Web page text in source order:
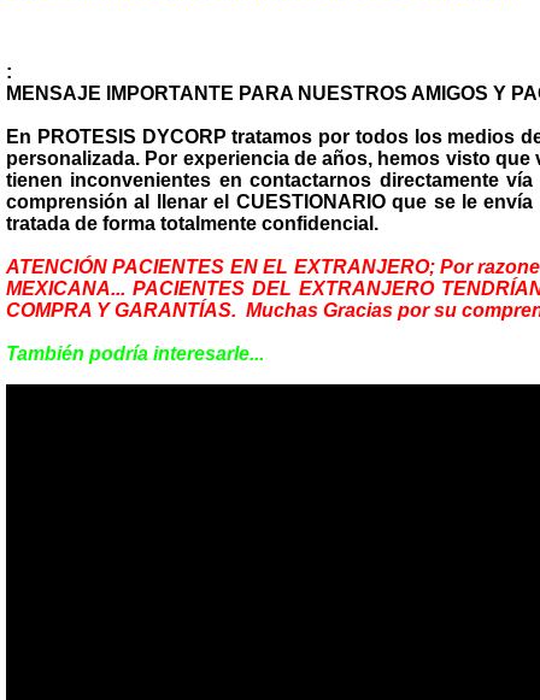
:
MENSAJE IMPORTANTE PARA NUESTROS AMIGOS Y
En PROTESIS DYCORP tratamos por todos los medios
personalizada. Por experiencia de años, hemos visto
tienen inconvenientes en contactarnos directamente
comprensión al llenar el CUESTIONARIO que se le
tratada de forma totalmente confidencial.
ATENCIÓN PACIENTES EN EL EXTRANJERO; Por
MEXICANA... PACIENTES DEL EXTRANJERO
COMPRA Y GARANTÍAS. Muchas Gracias por su
También podría interesarle...